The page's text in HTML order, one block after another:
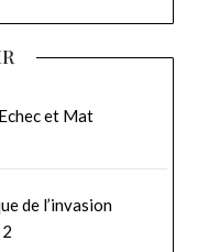
et Mat
de l’invasion